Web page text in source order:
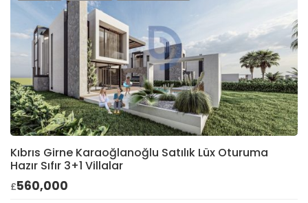
Kıbrıs Girne Karaoğlanoğlu Satılık Lüx Oturuma
Hazır Sıfır 3+1 Villalar
£560,000